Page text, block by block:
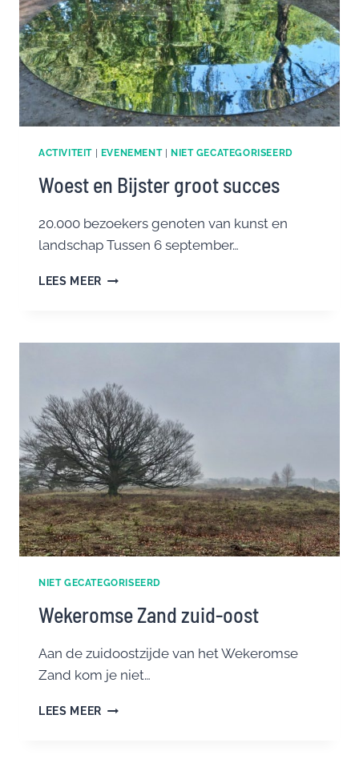
ACTIVITEIT| EVENEMENT| NIET GECATEGORISEERD
Woest en Bijster groot succes
20.000 bezoekers genoten van kunst en
landschap Tussen 6 september…
LEES MEER WOEST
SUCCES
NIET GECATEGORISEERD
Wekeromse Zand zuid-oost
Aan de zuidoostzijde van het Wekeromse
Zand kom je niet…
LEES MEER WEKEROMSE